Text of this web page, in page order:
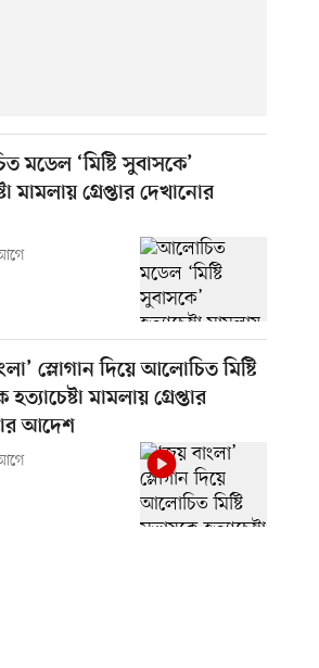
মডেল ‘মিষ্টি সুবাসকে’
মামলায় গ্রেপ্তার দেখানোর
স্লোগান দিয়ে আলোচিত মিষ্টি
মামলায় গ্রেপ্তার
আদেশ